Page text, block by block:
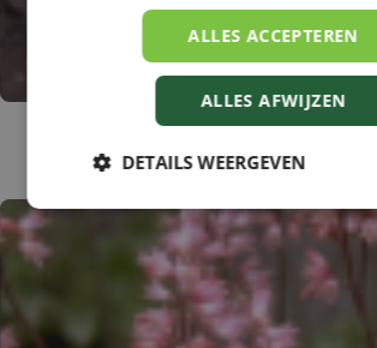
Purperklokje
ALLES ACCEPTEREN
ALLES AFWIJZEN
DETAILS WEERGEVEN